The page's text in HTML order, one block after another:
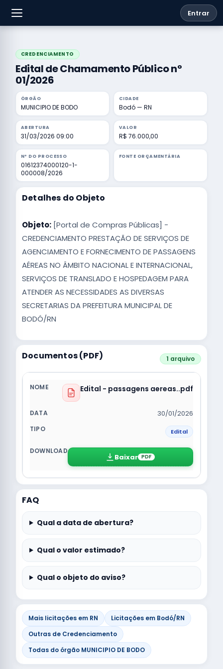
Entrar
CREDENCIAMENTO
Edital de Chamamento Público nº
01/2026
ÓRGÃO
MUNICIPIO DE BODO
CIDADE
Bodó — RN
ABERTURA
31/03/2026 09:00
VALOR
R$ 76.000,00
Nº DO PROCESSO
01612374000120-1-
000008/2026
FONTE ORÇAMENTÁRIA
Detalhes do Objeto
Objeto: [Portal de Compras Públicas] -
CREDENCIAMENTO PRESTAÇÃO DE SERVIÇOS DE
AGENCIAMENTO E FORNECIMENTO DE PASSAGENS
AÉREAS NO ÂMBITO NACIONAL E INTERNACIONAL,
SERVIÇOS DE TRANSLADO E HOSPEDAGEM PARA
ATENDER AS NECESSIDADES AS DIVERSAS
SECRETARIAS DA PREFEITURA MUNICIPAL DE
BODÓ/RN
Documentos (PDF) 1 arquivo
Edital - passagens aereas..pdf
30/01/2026
Edital
Baixar PDF
FAQ
Qual a data de abertura?
Qual o valor estimado?
Qual o objeto do aviso?
Mais licitações em RN
Licitações em Bodó/RN
Outras de Credenciamento
Todas do órgão MUNICIPIO DE BODO